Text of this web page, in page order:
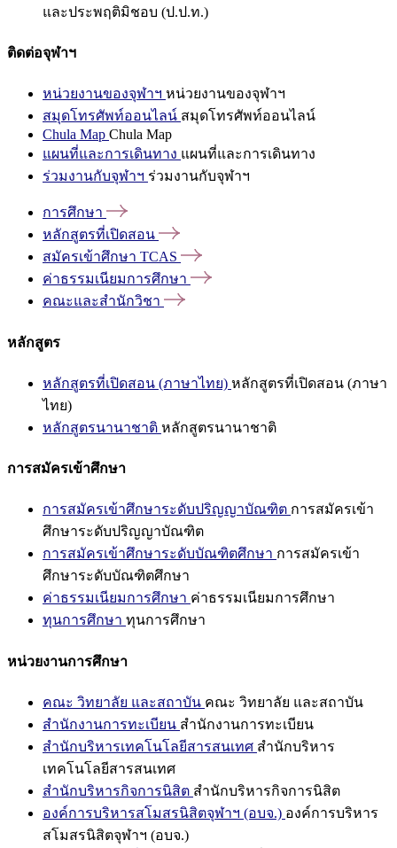
และประพฤติมิชอบ (ป.ป.ท.)
ติดต่อจุฬาฯ
หน่วยงานของจุฬาฯ หน่วยงานของจุฬาฯ
สมุดโทรศัพท์ออนไลน์ สมุดโทรศัพท์ออนไลน์
Chula Map Chula Map
แผนที่และการเดินทาง แผนที่และการเดินทาง
ร่วมงานกับจุฬาฯ ร่วมงานกับจุฬาฯ
การศึกษา
หลักสูตรที่เปิดสอน
สมัครเข้าศึกษา TCAS
ค่าธรรมเนียมการศึกษา
คณะและสำนักวิชา
หลักสูตร
หลักสูตรที่เปิดสอน (ภาษาไทย) หลักสูตรที่เปิดสอน (ภาษา
ไทย)
หลักสูตรนานาชาติ หลักสูตรนานาชาติ
การสมัครเข้าศึกษา
การสมัครเข้าศึกษาระดับปริญญาบัณฑิต การสมัครเข้า
ศึกษาระดับปริญญาบัณฑิต
การสมัครเข้าศึกษาระดับบัณฑิตศึกษา การสมัครเข้า
ศึกษาระดับบัณฑิตศึกษา
ค่าธรรมเนียมการศึกษา ค่าธรรมเนียมการศึกษา
ทุนการศึกษา ทุนการศึกษา
หน่วยงานการศึกษา
คณะ วิทยาลัย และสถาบัน คณะ วิทยาลัย และสถาบัน
สำนักงานการทะเบียน สำนักงานการทะเบียน
สำนักบริหารเทคโนโลยีสารสนเทศ สำนักบริหาร
เทคโนโลยีสารสนเทศ
สำนักบริหารกิจการนิสิต สำนักบริหารกิจการนิสิต
องค์การบริหารสโมสรนิสิตจุฬาฯ (อบจ.) องค์การบริหาร
สโมสรนิสิตจุฬาฯ (อบจ.)